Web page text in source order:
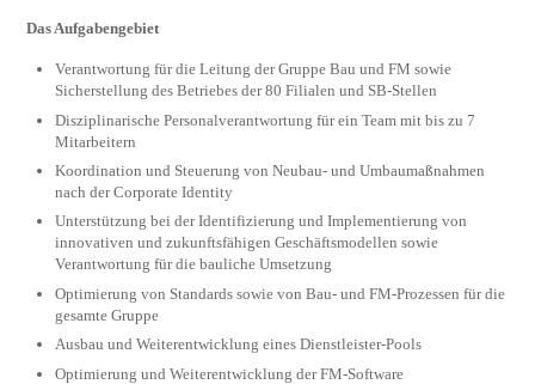
Das Aufgabengebiet
Verantwortung für die Leitung der Gruppe Bau und FM sowie
Sicherstellung des Betriebes der 80 Filialen und SB-Stellen
Disziplinarische Personalverantwortung für ein Team mit bis zu 7
Mitarbeitern
Koordination und Steuerung von Neubau- und Umbaumaßnahmen
nach der Corporate Identity
Unterstützung bei der Identifizierung und Implementierung von
innovativen und zukunftsfähigen Geschäftsmodellen sowie
Verantwortung für die bauliche Umsetzung
Optimierung von Standards sowie von Bau- und FM-Prozessen für die
gesamte Gruppe
Ausbau und Weiterentwicklung eines Dienstleister-Pools
Optimierung und Weiterentwicklung der FM-Software